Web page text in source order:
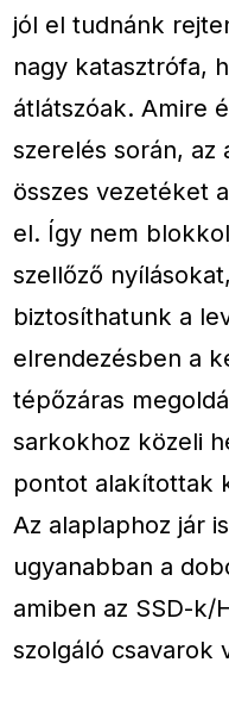
jól el tudnánk
nagy katasztrófa,
átlátszóak. Amire
szerelés során, az
összes vezetéket
el. Így nem
szellőző
biztosíthatunk a
elrendezésben a
tépőzáras
sarkokhoz közeli
pontot alakítottak
Az alaplaphoz jár
ugyanabban a
amiben az SSD-
szolgáló csavarok